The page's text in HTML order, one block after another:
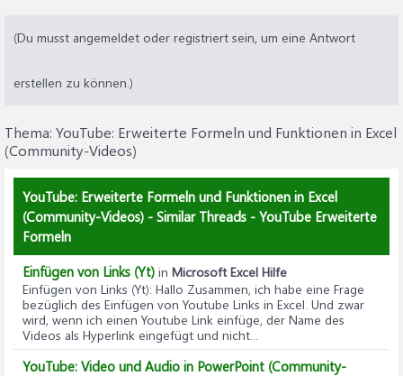
(Du musst angemeldet oder registriert sein, um eine Antwort
erstellen zu können.)
Thema: YouTube: Erweiterte Formeln und Funktionen in Excel
(Community-Videos)
YouTube: Erweiterte Formeln und Funktionen in Excel
(Community-Videos) - Similar Threads - YouTube Erweiterte
Formeln
Einfügen von Links (Yt) in Microsoft Excel Hilfe
Einfügen von Links (Yt): Hallo Zusammen, ich habe eine Frage
bezüglich des Einfügen von Youtube Links in Excel. Und zwar
wird, wenn ich einen Youtube Link einfüge, der Name des
Videos als Hyperlink eingefügt und nicht...
YouTube: Video und Audio in PowerPoint (Community-